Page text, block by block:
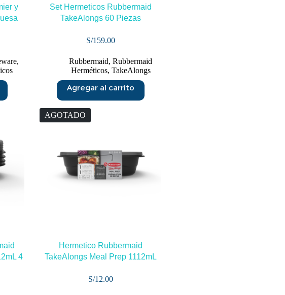
y
,
Set Hermeticos Rubbermaid
TakeAlongs 60 Piezas
S/159.00
Rubbermaid, Rubbermaid
Herméticos, TakeAlongs
Agregar al carrito
4
AGOTADO
Hermetico Rubbermaid
TakeAlongs Meal Prep 1112mL
S/12.00